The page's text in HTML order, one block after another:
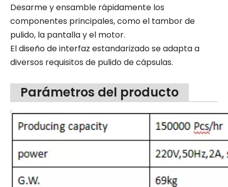
Desarme y ensamble rápidamente los
componentes principales, como el tambor de
pulido, la pantalla y el motor.
El diseño de interfaz estandarizado se adapta a
diversos requisitos de pulido de cápsulas.
Parámetros del producto